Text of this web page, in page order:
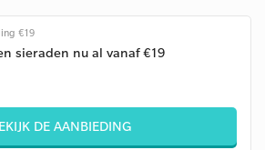
€19
sieraden nu al vanaf €19
DE AANBIEDING